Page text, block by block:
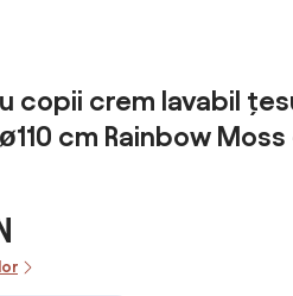
copii crem lavabil
cm Rainbow